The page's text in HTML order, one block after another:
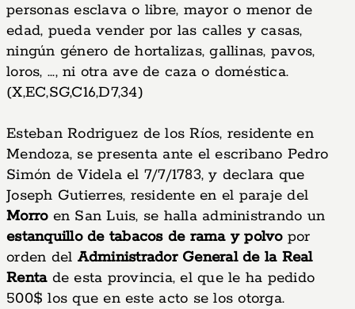
personas esclava o libre, mayor o menor de
edad, pueda vender por las calles y casas,
ningún género de hortalizas, gallinas, pavos,
loros, ..., ni otra ave de caza o doméstica.
(X,EC,SG,C16,D7,34)
Esteban Rodriguez de los Ríos, residente en
Mendoza, se presenta ante el escribano Pedro
Simón de Videla el 7/7/1783, y declara que
Joseph Gutierres, residente en el paraje del
Morroen San Luis, se halla administrando un
estanquillo de tabacos de rama y polvopor
orden del Administrador General de la Real
Rentade esta provincia, el que le ha pedido
500$ los que en este acto se los otorga.